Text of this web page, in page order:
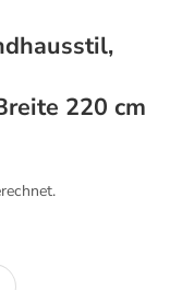
220 cm